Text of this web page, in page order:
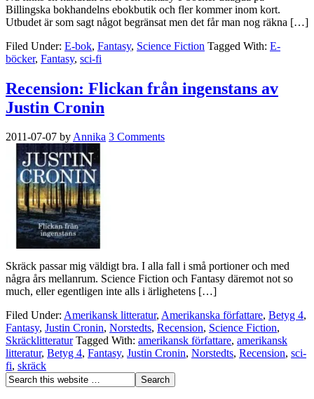
Billingska bokhandelns ebokbutik och fler kommer inom kort.
Utbudet är som sagt något begränsat men det får man nog räkna […]
Filed Under: E-bok, Fantasy, Science Fiction Tagged With: E-
böcker, Fantasy, sci-fi
Recension: Flickan från ingenstans av
Justin Cronin
2011-07-07 byAnnika 3 Comments
Skräck passar mig väldigt bra. I alla fall i små portioner och med
några års mellanrum. Science Fiction och Fantasy däremot not so
much, eller egentligen inte alls i ärlighetens […]
Filed Under: Amerikansk litteratur, Amerikanska författare, Betyg 4,
Fantasy, Justin Cronin, Norstedts, Recension, Science Fiction,
Skräcklitteratur Tagged With: amerikansk författare, amerikansk
litteratur, Betyg 4, Fantasy, Justin Cronin, Norstedts, Recension, sci-
fi, skräck